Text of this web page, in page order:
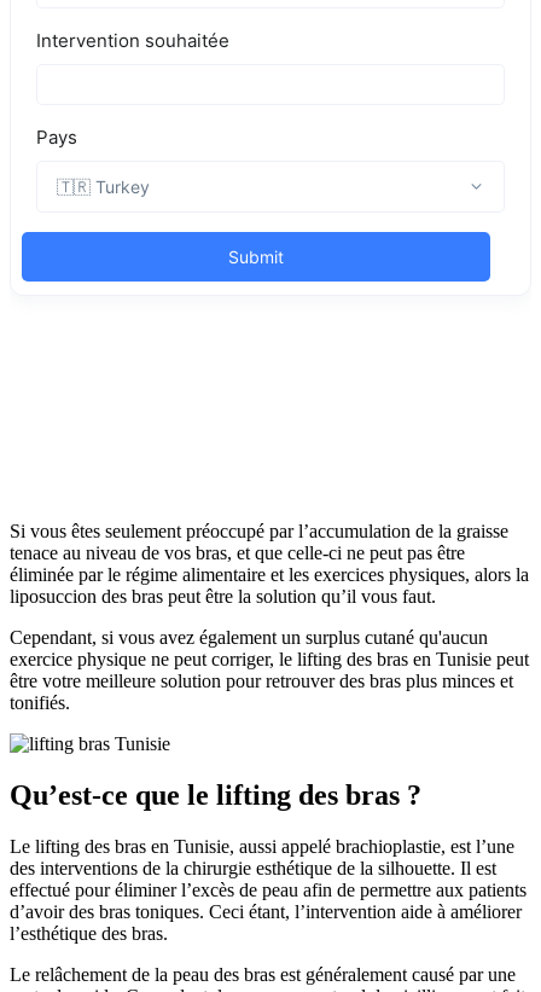
Si vous êtes seulement préoccupé par l’accumulation de la graisse
tenace au niveau de vos bras, et que celle-ci ne peut pas être
éliminée par le régime alimentaire et les exercices physiques, alors la
liposuccion des bras peut être la solution qu’il vous faut.
Cependant, si vous avez également un surplus cutané qu'aucun
exercice physique ne peut corriger, le lifting des bras en Tunisie peut
être votre meilleure solution pour retrouver des bras plus minces et
tonifiés.
Qu’est-ce que le lifting des bras ?
Le lifting des bras en Tunisie, aussi appelé brachioplastie, est l’une
des interventions de la chirurgie esthétique de la silhouette. Il est
effectué pour éliminer l’excès de peau afin de permettre aux patients
d’avoir des bras toniques. Ceci étant, l’intervention aide à améliorer
l’esthétique des bras.
Le relâchement de la peau des bras est généralement causé par une